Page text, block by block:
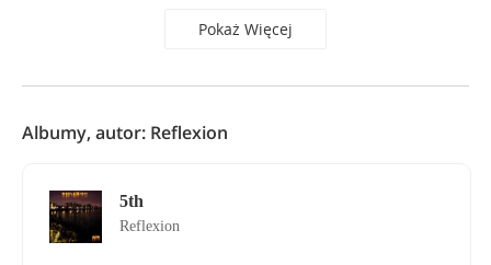
Pokaż Więcej
Albumy, autor: Reflexion
5th
Reflexion